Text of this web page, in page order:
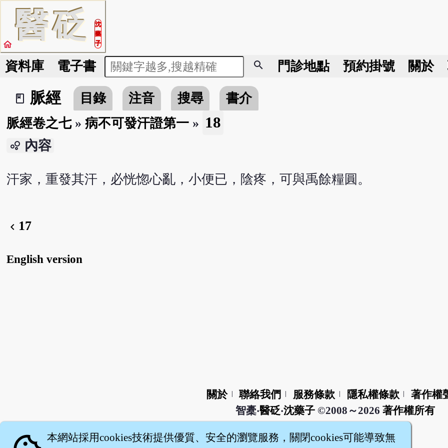
醫砭
沈
藥
子
home
資料庫 電子書 search 門診地點 預約掛號 關於
book_2
脈經 目錄 注音 搜尋
書介
脈經卷之七» 病不可發汗證第一» 18
bubble_chart 內容
汗家，重發其汗，必恍惚心亂，小便已，陰疼，可與禹餘糧圓。
chevron_left 17
English version
關於 聯絡我們 服務條款 隱私權條款
著作權
智橐‧醫砭‧沈藥子©2008～2026 著作權所有
本網站採用cookies技術提供優質、安全的瀏覽服務，關閉cookies可能導致無